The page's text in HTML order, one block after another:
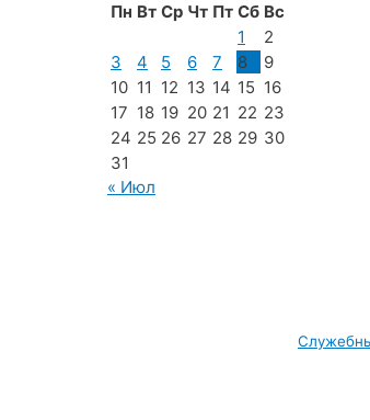
Пн Вт Ср Чт Пт Сб Вс
1
2
3
4 5 6 7 8
9
10 11 12 13 14 15 16
17 18 19 20 21 22 23
24 25 26 27 28 29 30
31
« Июл